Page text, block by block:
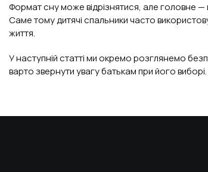
Формат сну може відрізнятися, але головне
Саме тому дитячі спальники часто
життя.
У наступній статті ми окремо розглянемо
варто звернути увагу батькам при його виборі.